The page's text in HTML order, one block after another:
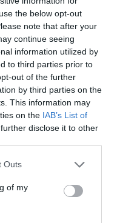
the below opt-out
note that after your
continue seeing
information utilized by
to third parties prior to
out of the further
by third parties on the
This information may
on the IAB’s List of
disclose it to other
Outs
of my